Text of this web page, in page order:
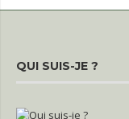
QUI SUIS-JE ?